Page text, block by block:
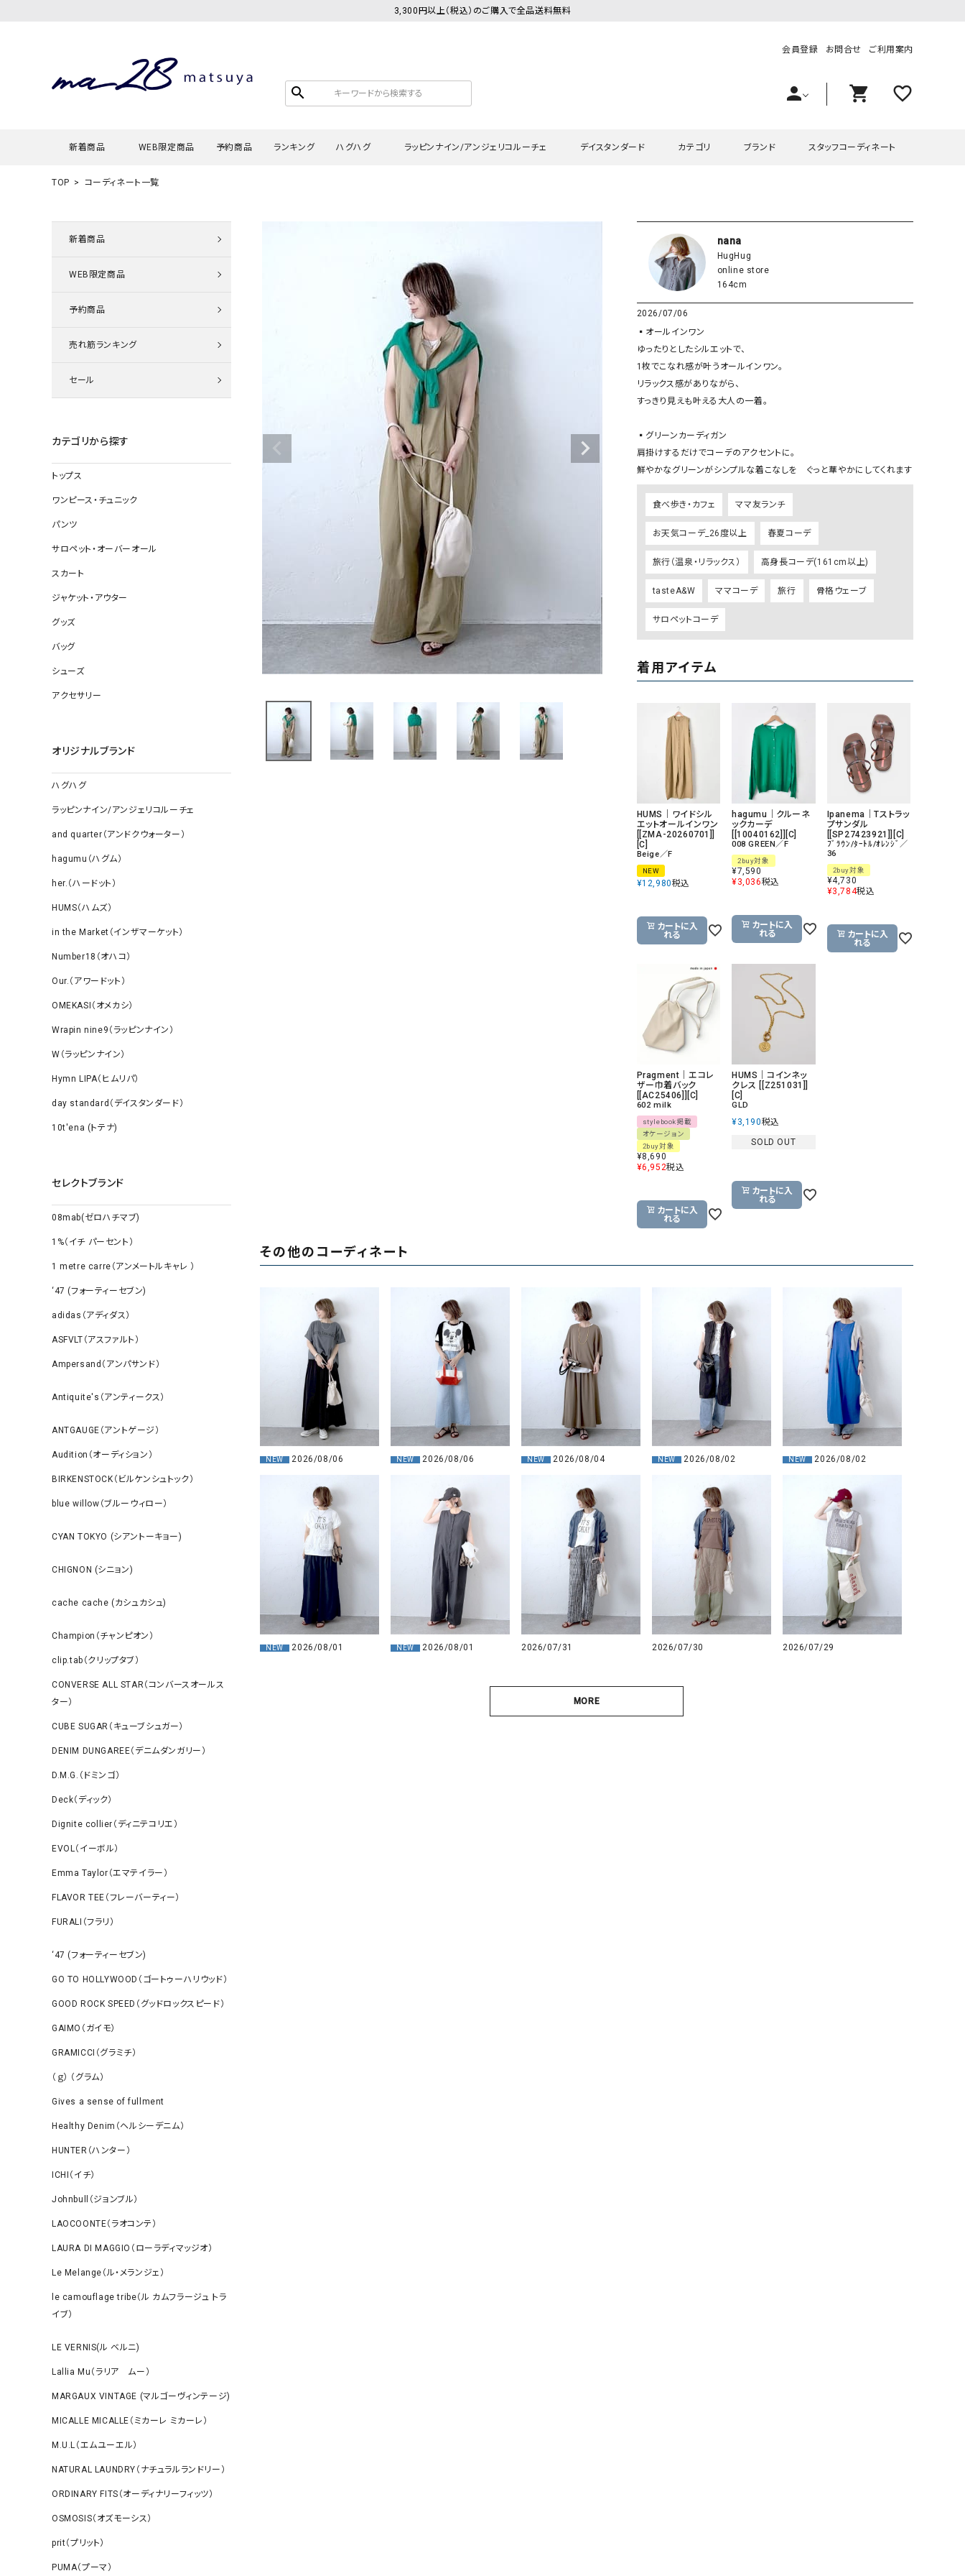
3,300円以上（税込）のご購入で全品送料無料
search
会員登録 お問合せ ご利用案内
person shopping_cart favorite_outline
新着商品 WEB限定商品 予約商品 ランキング ハグハグ
ロング・マキシ丈
その他スカート
すべて見る
帽子
ソックス
ラッピンナイン/アンジェリコルーチェ
タンクトップ・キャミソール
デニムパンツ
その他のパンツ
ジャケット
その他アウター
デイスタンダード
チュニック
その他スカート
すべて見る
帽子
ソックス・その他雑貨
カテゴリ
ワンピース・チュニック
サロペット・オーバーオール
スカート
ジャケット・アウター
グッズ
ワンピース・チュニック
サロペット・オーバーオール
ジャケット・アウター
ブランド
ラッピンナイン/アンジェリコルーチェ
hagumu（ハグム）
her.（ハードット）
and quarter（アンドクウォーター） HUMS（ハムズ）
Our.（アワードット）
Wrapin nine9（ラッピンナイン）
1%（イチ パーセント） LAOCOONTE（ラオコンテ）
120%lino（ワンハンドレッドトゥエンティ
ーパーセントリノ）
Lallia Mu（ラリア ムー）
ASFVLT（アスファルト） mizuiro ind（ミズイロ イン
Ampersand（アンパサンド）
Antiquite's（アンティークス）
NATURAL LAUNDRY（ナチ
Audition（オーディション）
ORDINARY FITS（オーディ
blue willow（ブルーウィロー） Osmosis（オズモシス）
blue willow（ブルーウィロー） prit（プリット）
CUBE SUGAR（キューブシュガー） PUMA（プーマ）
CONVERSE ALL STAR（コンバースオー
ルスター）
Risley（リズレー）
Champion（チャンピオン） RED CARD（レッドカード）
DENIM DUNGAREE（デニムダンガリー）
Deck（ディック） SUN VALLEY（サンバレー）
SCOTCH&SODA（スコッチ
Emma Taylor（エマテイラー） SUGAR ROSE（シュガーロ
GO TO HOLLYWOOD（ゴートゥーハリウ
ッド）
G-STAR RAW（ジースターロウ）
GOOD SPEED（グッドスピード）
GAIMO（ガイモ）
GRAMICCI（グラミチ）
HUNTER（ハンター）
ICHI（イチ）
スタッフコーディネート
TOP コーディネート一覧
新着商品
WEB限定商品
予約商品
売れ筋ランキング
セール
カテゴリから探す
トップス
ワンピース・チュニック
パンツ
サロペット・オーバーオール
スカート
ジャケット・アウター
グッズ
バッグ
シューズ
アクセサリー
オリジナルブランド
ハグハグ
ラッピンナイン/アンジェリコルーチェ
and quarter（アンドクウォーター）
hagumu（ハグム）
her.（ハードット）
HUMS（ハムズ）
in the Market（インザマーケット）
Number18（オハコ）
Our.（アワードット）
OMEKASI（オメカシ）
Wrapin nine9（ラッピンナイン）
W（ラッピンナイン）
Hymn LIPA（ヒムリパ）
day standard（デイスタンダード）
10t'ena (トテナ)
セレクトブランド
08mab(ゼロハチマブ)
1%（イチ パーセント）
1 metre carre（アンメートルキャレ ）
‘47 (フォーティーセブン)
adidas（アディダス）
ASFVLT（アスファルト）
Ampersand（アンパサンド）
Antiquite's（アンティークス）
ANTGAUGE（アントゲージ）
Audition（オーディション）
BIRKENSTOCK（ビルケンシュトック）
blue willow（ブルーウィロー）
CYAN TOKYO (シアントーキョー)
CHIGNON (シニョン)
cache cache (カシュカシュ)
Champion（チャンピオン）
clip.tab（クリップタブ）
CONVERSE ALL STAR（コンバースオールス
ター）
CUBE SUGAR（キューブシュガー）
DENIM DUNGAREE（デニムダンガリー）
D.M.G.（ドミンゴ）
Deck（ディック）
Dignite collier（ディニテコリエ）
EVOL（イーボル）
Emma Taylor（エマテイラー）
FLAVOR TEE（フレーバーティー）
FURALI（フラリ）
‘47 (フォーティーセブン)
GO TO HOLLYWOOD（ゴートゥーハリウッド）
GOOD ROCK SPEED（グッドロックスピード）
GAIMO（ガイモ）
GRAMICCI（グラミチ）
（ｇ） （グラム）
Gives a sense of fullment
Healthy Denim（ヘルシーデニム）
HUNTER（ハンター）
ICHI（イチ）
Johnbull（ジョンブル）
LAOCOONTE（ラオコンテ）
LAURA DI MAGGIO（ローラディマッジオ）
Le Melange（ル・メランジェ）
le camouflage tribe（ル カムフラージュ トラ
イブ）
LE VERNIS(ル ベルニ)
Lallia Mu（ラリア ムー）
MARGAUX VINTAGE (マルゴーヴィンテージ)
MICALLE MICALLE（ミカーレ ミカーレ）
M.U.L（エムユーエル）
NATURAL LAUNDRY（ナチュラルランドリー）
ORDINARY FITS（オーディナリーフィッツ）
OSMOSIS（オズモーシス）
prit（プリット）
PUMA（プーマ）
nana
HugHug
online store
164cm
2026/07/06
▪️オールインワン
ゆったりとしたシルエットで、
1枚でこなれ感が叶うオールインワン。
リラックス感がありながら、
すっきり見えも叶える大人の一着。
▪️グリーンカーディガン
肩掛けするだけでコーデのアクセントに。
鮮やかなグリーンがシンプルな着こなしを　ぐっと華やかにしてくれます
食べ歩き・カフェ ママ友ランチ
お天気コーデ_26度以上 春夏コーデ
旅行（温泉・リラックス） 高身長コーデ(161cm以上)
tasteA&W ママコーデ 旅行 骨格ウェーブ
サロペットコーデ
着用アイテム
HUMS｜ワイドシル
エットオールインワン
[[ZMA-20260701]]
[C]
Beige／F
NEW
¥12,980税込
カートに入
れる
hagumu｜クルーネ
ックカーデ
[[10040162]][C]
008 GREEN／F
2buy対象
¥7,590
¥3,036税込
カートに入
れる
Ipanema｜Tストラッ
プサンダル
[[SP27423921]][C]
ﾌﾞﾗｳﾝ/ﾀｰﾄﾙ/ｵﾚﾝｼﾞ／
36
2buy対象
¥4,730
¥3,784税込
カートに入
れる
Pragment｜エコレ
ザー巾着バック
[[AC25406]][C]
602 milk
stylebook掲載
オケージョン
2buy対象
¥8,690
¥6,952税込
カートに入
れる
HUMS｜コインネッ
クレス [[Z251031]]
[C]
GLD
¥3,190税込
SOLD OUT
カートに入
れる
その他のコーディネート
NEW 2026/08/06 NEW 2026/08/06 NEW 2026/08/04 NEW 2026/08/02 NEW 2026/08/02
NEW 2026/08/01 NEW 2026/08/01 2026/07/31 2026/07/30 2026/07/29
MORE